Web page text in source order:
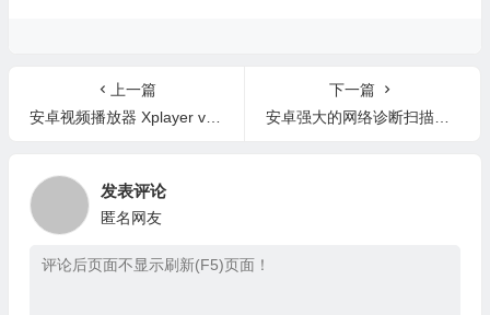
上一篇
安卓视频播放器 Xplayer v2.2.1.2 解锁版
下一篇
安卓强大的网络诊断扫描工具 Fing Network Tools Pro 11.4.1 中文版
发表评论
匿名网友